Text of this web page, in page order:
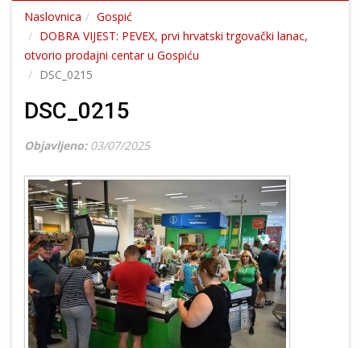
Naslovnica
Gospić
DOBRA VIJEST: PEVEX, prvi hrvatski trgovački lanac,
otvorio prodajni centar u Gospiću
DSC_0215
DSC_0215
Objavljeno: 03/07/2025